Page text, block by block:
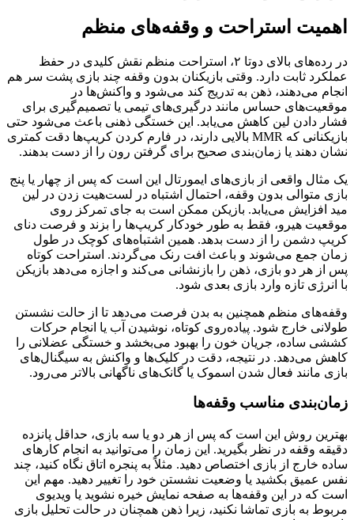
اهمیت استراحت و وقفه‌های منظم
در رده‌های بالای دوتا ۲، استراحت منظم نقش کلیدی در حفظ
عملکرد ثابت دارد. وقتی بازیکنان بدون وقفه چند بازی پشت سر هم
انجام می‌دهند، ذهن به تدریج کند می‌شود و واکنش‌ها در
موقعیت‌های حساس مانند درگیری‌های تیمی یا تصمیم‌گیری برای
فشار دادن لین کاهش می‌یابد. این خستگی ذهنی باعث می‌شود حتی
بازیکنانی که MMR بالایی دارند، در فارم کردن کريپ‌ها دقت کمتری
نشان دهند یا زمان‌بندی صحیح برای گرفتن رون را از دست بدهند.
یک مثال واقعی از بازی‌های ایمورتال این است که پس از چهار یا پنج
بازی متوالی بدون وقفه، احتمال اشتباه در لست‌هیت زدن در لین
مید افزایش می‌یابد. بازیکن ممکن است به جای تمرکز روی
موقعیت هیرو، فقط به طور خودکار کريپ‌ها را بزند و فرصت دنای
کريپ دشمن را از دست بدهد. همین اشتباه‌های کوچک در طول
زمان جمع می‌شوند و باعث افت رنک می‌گردند. استراحت کوتاه
پس از هر دو بازی، ذهن را بازنشانی می‌کند و اجازه می‌دهد بازیکن
با انرژی تازه وارد بازی بعدی شود.
وقفه‌های منظم همچنین به بدن فرصت می‌دهد تا از حالت نشستن
طولانی خارج شود. پیاده‌روی کوتاه، نوشیدن آب یا انجام حرکات
کششی ساده، جریان خون را بهبود می‌بخشد و خستگی عضلانی را
کاهش می‌دهد. در نتیجه، دقت در کلیک‌ها و واکنش به سیگنال‌های
بازی مانند فعال شدن اسموک یا گانک‌های ناگهانی بالاتر می‌رود.
زمان‌بندی مناسب وقفه‌ها
بهترین روش این است که پس از هر دو یا سه بازی، حداقل پانزده
دقیقه وقفه در نظر بگیرید. این زمان را می‌توانید به انجام کارهای
ساده خارج از بازی اختصاص دهید. مثلاً به پنجره اتاق نگاه کنید، چند
نفس عمیق بکشید یا وضعیت نشستن خود را تغییر دهید. مهم این
است که در این وقفه‌ها به صفحه نمایش خیره نشوید یا ویدیوی
مربوط به بازی تماشا نکنید، زیرا ذهن همچنان در حالت تحلیل بازی